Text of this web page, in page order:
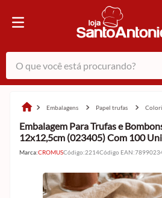
O que você está procurando?
embalagens papel trufas
Embalagem Para Trufas e
12x12,5cm (023405) Com 100
Marca:CROMUSCódigo:2214Código EAN: